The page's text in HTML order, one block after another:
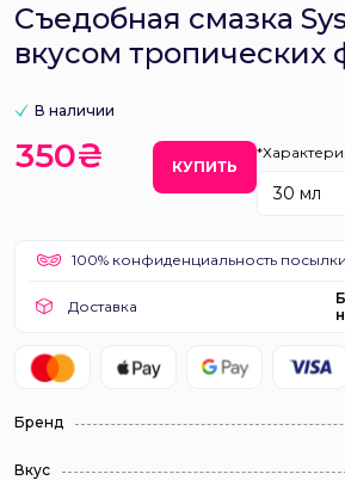
Съедобная смазка
вкусом тропических
В наличии
350₴ КУПИТЬ
30 мл
100% конфиденциальность посылки
Доставка
Бренд
Вкус